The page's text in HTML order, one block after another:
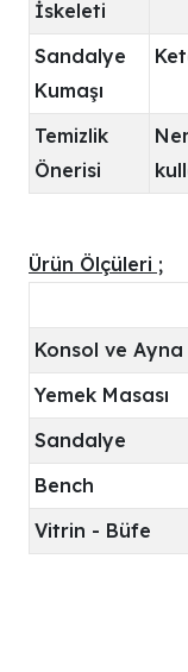
İskeleti
Sandalye
Kumaşı
Temizlik
Önerisi
Ürün Ölçüleri ;
Konsol ve Ayna
Yemek Masası
Sandalye
Bench
Vitrin - Büfe